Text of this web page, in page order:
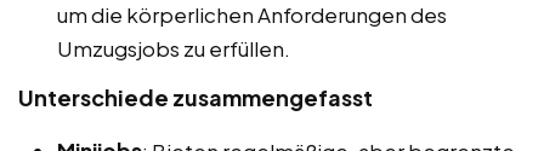
um die körperlichen Anforderungen des
Umzugsjobs zu erfüllen.
Unterschiede zusammengefasst